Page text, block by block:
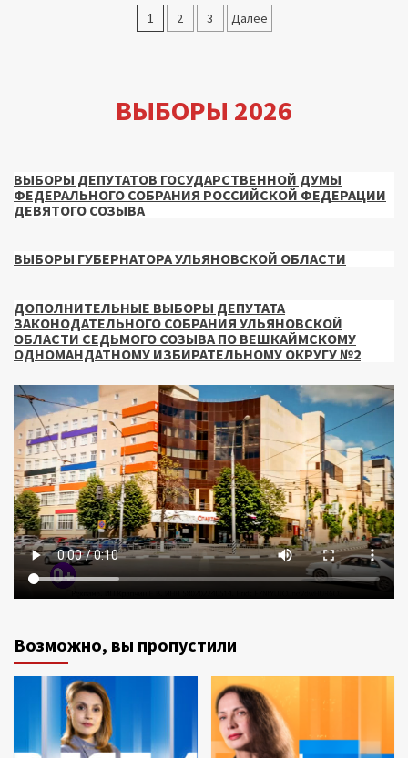
Пагинация
1 2 3 Далее
ВЫБОРЫ 2026
ВЫБОРЫ ДЕПУТАТОВ ГОСУДАРСТВЕННОЙ ДУМЫ
ФЕДЕРАЛЬНОГО СОБРАНИЯ РОССИЙСКОЙ ФЕДЕРАЦИИ
ДЕВЯТОГО СОЗЫВА
ВЫБОРЫ ГУБЕРНАТОРА УЛЬЯНОВСКОЙ ОБЛАСТИ
ДОПОЛНИТЕЛЬНЫЕ ВЫБОРЫ ДЕПУТАТА
ЗАКОНОДАТЕЛЬНОГО СОБРАНИЯ УЛЬЯНОВСКОЙ
ОБЛАСТИ СЕДЬМОГО СОЗЫВА ПО ВЕШКАЙМСКОМУ
ОДНОМАНДАТНОМУ ИЗБИРАТЕЛЬНОМУ ОКРУГУ №2
Возможно, вы пропустили